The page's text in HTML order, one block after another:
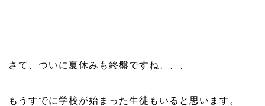
さて、ついに夏休みも終盤ですね、、、
もうすでに学校が始まった生徒もいると思います。